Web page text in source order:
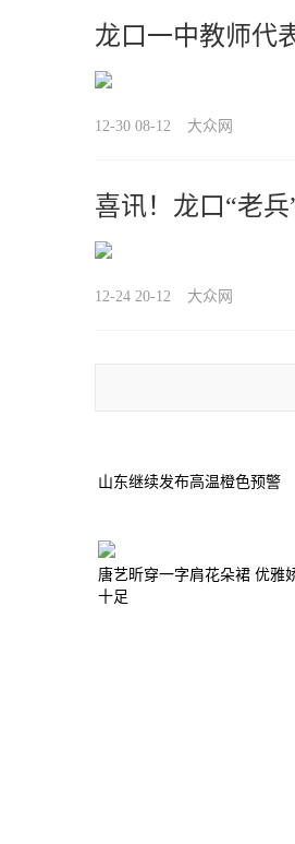
龙口一中教师代
效
12-30 08-12 大众网
喜讯！龙口“老
12-24 20-12 大众网
山东继续发布高温橙色预警
唐艺昕穿一字肩花朵裙 优雅
十足